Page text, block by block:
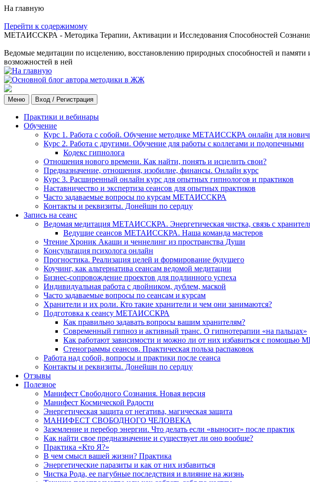
На главную
Перейти к содержимому
МЕТАИССКРА - Методика Терапии, Активации и Исследования Способностей Сознания
Ведомые медитации по исцелению, восстановлению природных способностей и памяти
возможностей в ней
Меню Вход / Регистрация
Практики и вебинары
Обучение
Курс 1. Работа с собой. Обучение методике МЕТАИССКРА онлайн для
Курс 2. Работа с другими. Обучение для работы с коллегами и подопечными
Кодекс гипнолога
Отношения нового времени. Как найти, понять и исцелить свои?
Предназначение, отношения, изобилие, финансы. Онлайн курс
Курс 3. Расширенный онлайн курс для опытных гипнологов и практиков
Наставничество и экспертиза сеансов для опытных практиков
Часто задаваемые вопросы по курсам МЕТАИССКРА
Контакты и реквизиты. Донейшн по сердцу
Запись на сеанс
Ведомая медитация МЕТАИССКРА. Энергетическая чистка, связь с
Ведущие сеансов МЕТАИССКРА. Наша команда мастеров
Чтение Хроник Акаши и ченнелинг из пространства Души
Консультация психолога онлайн
Прогностика. Реализация целей и формирование будущего
Коучинг, как альтернатива сеансам ведомой медитации
Бизнес-сопровождение проектов для подлинного успеха
Индивидуальная работа с двойником, дублем, маской
Часто задаваемые вопросы по сеансам и курсам
Хранители и их роли. Кто такие хранители и чем они занимаются?
Подготовка к сеансу МЕТАИССКРА
Как правильно задавать вопросы вашим хранителям?
Современный гипноз и активный транс. О гипнотерапии «на пальцах»
Как работают зависимости и можно ли от них избавиться с
Стенограммы сеансов. Практическая польза распаковок
Работа над собой, вопросы и практики после сеанса
Контакты и реквизиты. Донейшн по сердцу
Отзывы
Полезное
Манифест Свободного Сознания. Новая версия
Манифест Космической Радости
Энергетическая защита от негатива, магическая защита
МАНИФЕСТ СВОБОДНОГО ЧЕЛОВЕКА
Заземление и перебор энергии. Что делать если «выносит» после практик
Как найти свое предназначение и существует ли оно вообще?
Практика «Кто Я?»
В чем смысл вашей жизни? Практика
Энергетические паразиты и как от них избавиться
Чистка Рода, ее пагубные последствия и влияние на жизнь